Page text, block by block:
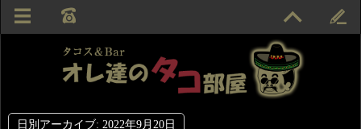
日別アーカイブ: 2022年9月20日